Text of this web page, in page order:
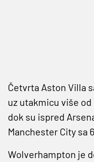
Četvrta Aston Villa
uz utakmicu više
dok su ispred
Manchester City sa
Wolverhampton je